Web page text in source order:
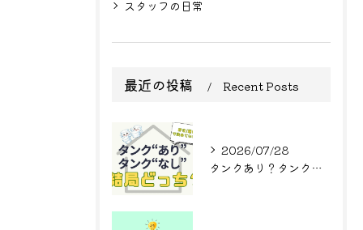
スタッフの日常
最近の投稿 Recent Posts
2026/07/28
タンクあり？タンクなし？結局どっち？